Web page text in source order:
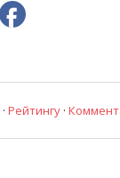
· Рейтингу ·